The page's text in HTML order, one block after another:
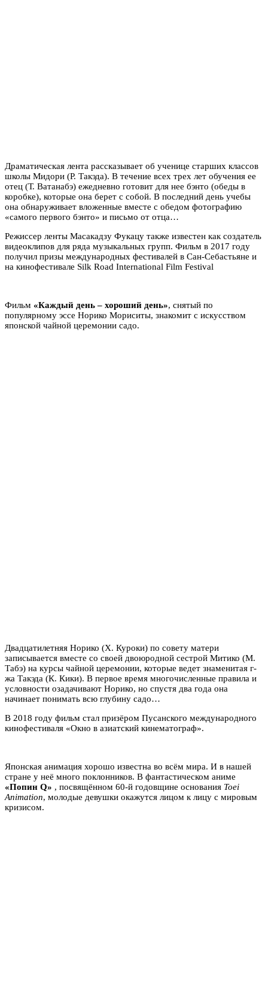
Драматическая лента рассказывает об ученице старших классов
школы Мидори (Р. Такэда). В течение всех трех лет обучения ее
отец (Т. Ватанабэ) ежедневно готовит для нее бэнто (обеды в
коробке), которые она берет с собой. В последний день учебы
она обнаруживает вложенные вместе с обедом фотографию
«самого первого бэнто» и письмо от отца…
Режиссер ленты Масакадзу Фукацу также известен как создатель
видеоклипов для ряда музыкальных групп. Фильм в 2017 году
получил призы международных фестивалей в Сан-Себастьяне и
на кинофестивале Silk Road International Film Festival
Фильм «Каждый день – хороший день», снятый по
популярному эссе Норико Мориситы, знакомит с искусством
японской чайной церемонии садо.
Двадцатилетняя Норико (Х. Куроки) по совету матери
записывается вместе со своей двоюродной сестрой Митико (М.
Табэ) на курсы чайной церемонии, которые ведет знаменитая г-
жа Такэда (К. Кики). В первое время многочисленные правила и
условности озадачивают Норико, но спустя два года она
начинает понимать всю глубину садо…
В 2018 году фильм стал призёром Пусанского международного
кинофестиваля «Окно в азиатский кинематограф».
Японская анимация хорошо известна во всём мира. И в нашей
стране у неё много поклонников. В фантастическом аниме
«Попин Q» , посвящённом 60-й годовщине основания Toei
Animation, молодые девушки окажутся лицом к лицу с мировым
кризисом.